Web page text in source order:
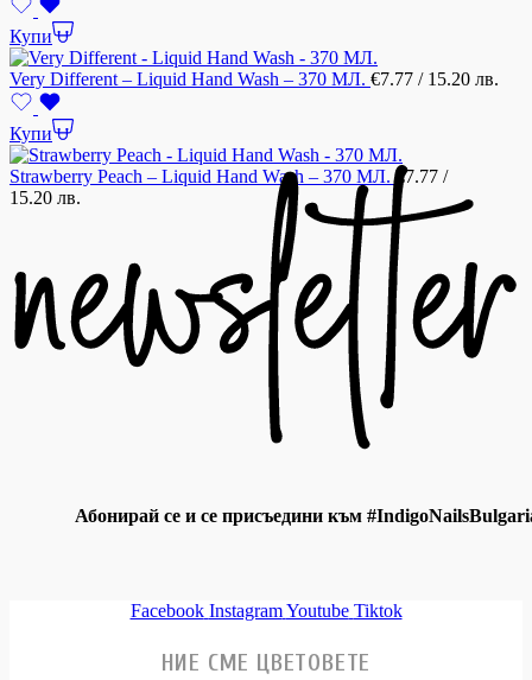
Купи
Very Different – Liquid Hand Wash – 370 МЛ. €7.77 / 15.20 лв.
Купи
Strawberry Peach – Liquid Hand Wash – 370 МЛ.€7.77 /
15.20 лв.
Абонирай се и се присъедини към
Facebook Instagram Youtube Tiktok
НИЕ СМЕ ЦВЕТОВЕТЕ